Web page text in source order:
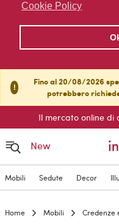
Cookie Policy
!
Fino al 20/08/2026
potrebbero
Il mercato online
New
Mobili Sedute Decor
Home Mobili Credenze